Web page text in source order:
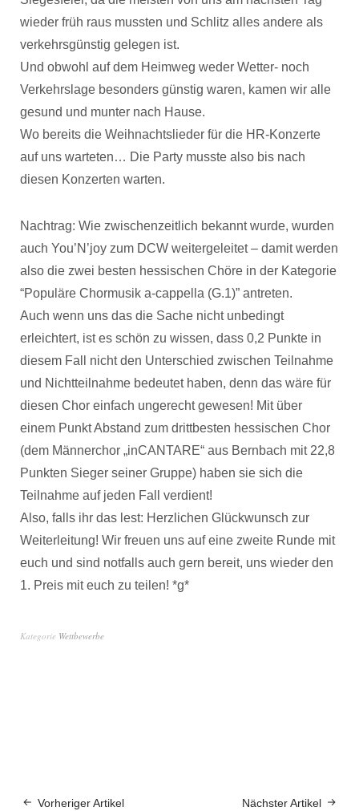
wieder früh raus mussten und Schlitz alles andere als
verkehrsgünstig gelegen ist.
Und obwohl auf dem Heimweg weder Wetter- noch
Verkehrslage besonders günstig waren, kamen wir alle
gesund und munter nach Hause.
Wo bereits die Weihnachtslieder für die HR-Konzerte
auf uns warteten… Die Party musste also bis nach
diesen Konzerten warten.
Nachtrag: Wie zwischenzeitlich bekannt wurde, wurden
auch You’N’joy zum DCW weitergeleitet – damit werden
also die zwei besten hessischen Chöre in der Kategorie
“Populäre Chormusik a-cappella (G.1)” antreten.
Auch wenn uns das die Sache nicht unbedingt
erleichtert, ist es schön zu wissen, dass 0,2 Punkte in
diesem Fall nicht den Unterschied zwischen Teilnahme
und Nichtteilnahme bedeutet haben, denn das wäre für
diesen Chor einfach ungerecht gewesen! Mit über
einem Punkt Abstand zum drittbesten hessischen Chor
(dem Männerchor „inCANTARE“ aus Bernbach mit 22,8
Punkten Sieger seiner Gruppe) haben sie sich die
Teilnahme auf jeden Fall verdient!
Also, falls ihr das lest: Herzlichen Glückwunsch zur
Weiterleitung! Wir freuen uns auf eine zweite Runde mit
euch und sind notfalls auch gern bereit, uns wieder den
1. Preis mit euch zu teilen! *g*
Kategorie Wettbewerbe
Vorheriger Artikel Nächster Artikel